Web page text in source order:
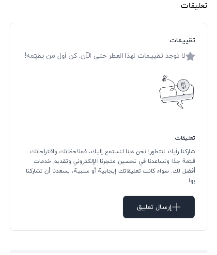
تعليقات
تقييمات
لا توجد تقييمات لهذا العطر حتى الآن. كن أول من يقيّمه!
تعليقات
شاركنا رأيك لنتطور! نحن هنا لنستمع إليك، فملاحظاتك واقتراحاتك
قيّمة جدًا وتساعدنا في تحسين متجرنا الإلكتروني وتقديم خدمات
أفضل لك. سواء كانت تعليقاتك إيجابية أو سلبية، يسعدنا أن تشاركنا
بها.
إرسال تعليق